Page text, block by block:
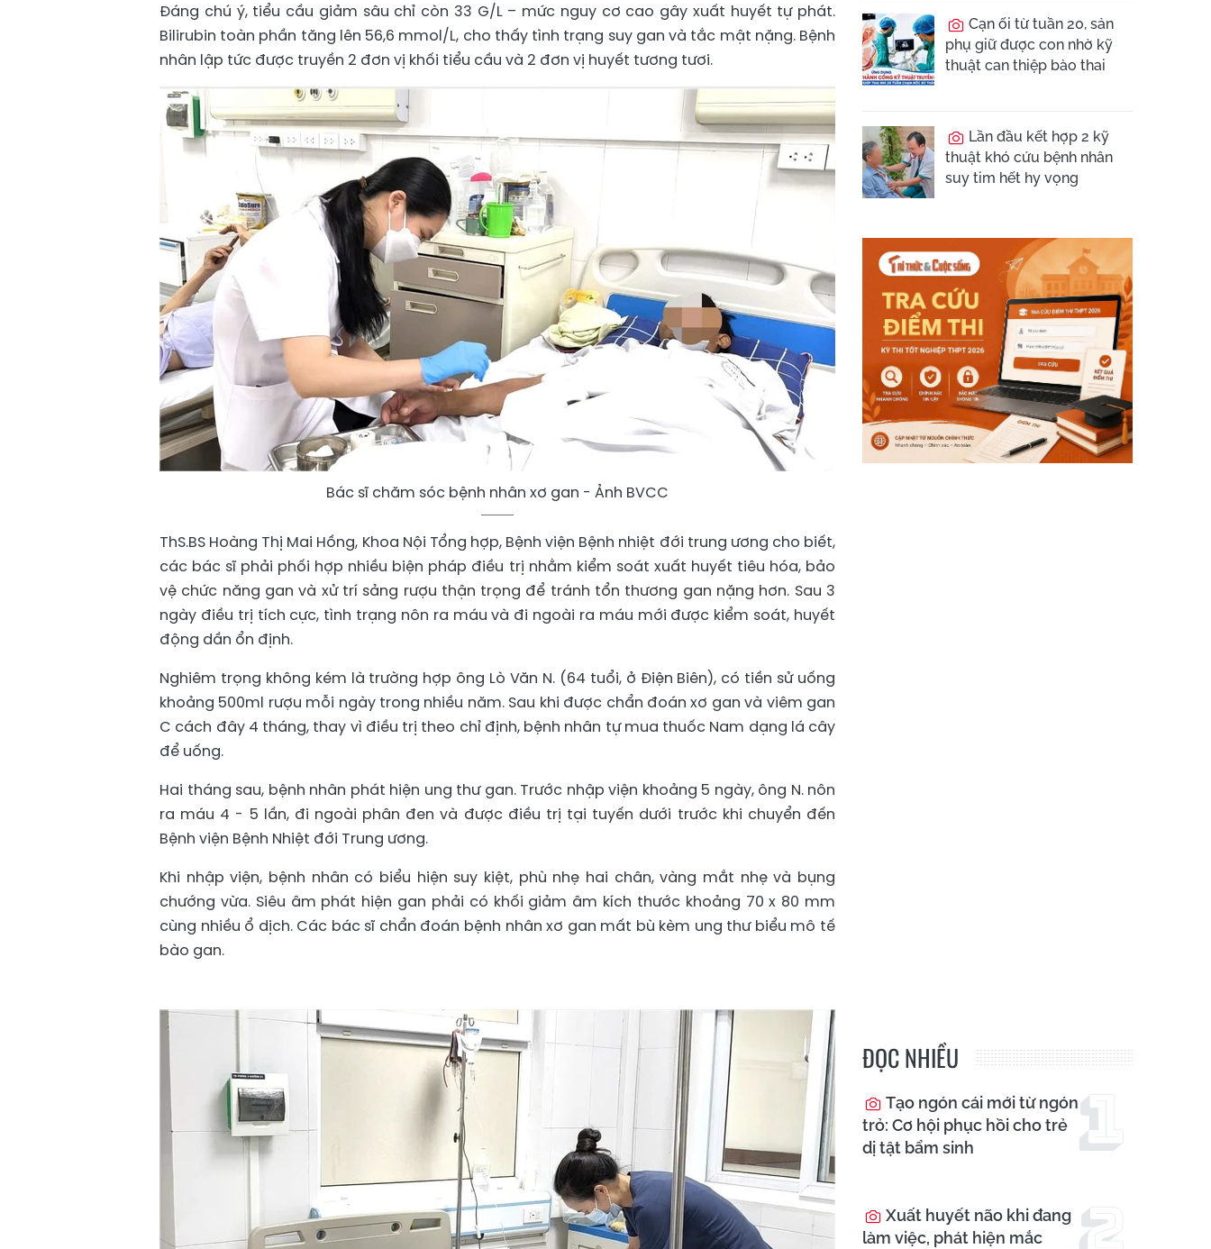
Đáng chú ý, tiểu cầu giảm sâu chỉ còn 33 G/L – mức nguy cơ cao gây xuất huyết tự phát.
Bilirubin toàn phần tăng lên 56,6 mmol/L, cho thấy tình trạng suy gan và tắc mật nặng. Bệnh
nhân lập tức được truyền 2 đơn vị khối tiểu cầu và 2 đơn vị huyết tương tươi.
Bác sĩ chăm sóc bệnh nhân xơ gan - Ảnh BVCC
ThS.BS Hoàng Thị Mai Hồng, Khoa Nội Tổng hợp, Bệnh viện Bệnh nhiệt đới trung ương cho biết,
các bác sĩ phải phối hợp nhiều biện pháp điều trị nhằm kiểm soát xuất huyết tiêu hóa, bảo
vệ chức năng gan và xử trí sảng rượu thận trọng để tránh tổn thương gan nặng hơn. Sau 3
ngày điều trị tích cực, tình trạng nôn ra máu và đi ngoài ra máu mới được kiểm soát, huyết
động dần ổn định.
Nghiêm trọng không kém là trường hợp ông Lò Văn N. (64 tuổi, ở Điện Biên), có tiền sử uống
khoảng 500ml rượu mỗi ngày trong nhiều năm. Sau khi được chẩn đoán xơ gan và viêm gan
C cách đây 4 tháng, thay vì điều trị theo chỉ định, bệnh nhân tự mua thuốc Nam dạng lá cây
để uống.
Hai tháng sau, bệnh nhân phát hiện ung thư gan. Trước nhập viện khoảng 5 ngày, ông N. nôn
ra máu 4 - 5 lần, đi ngoài phân đen và được điều trị tại tuyến dưới trước khi chuyển đến
Bệnh viện Bệnh Nhiệt đới Trung ương.
Khi nhập viện, bệnh nhân có biểu hiện suy kiệt, phù nhẹ hai chân, vàng mắt nhẹ và bụng
chướng vừa. Siêu âm phát hiện gan phải có khối giảm âm kích thước khoảng 70 x 80 mm
cùng nhiều ổ dịch. Các bác sĩ chẩn đoán bệnh nhân xơ gan mất bù kèm ung thư biểu mô tế
bào gan.
Cạn ối từ tuần 20, sản
phụ giữ được con nhờ kỹ
thuật can thiệp bào thai
Lần đầu kết hợp 2 kỹ
thuật khó cứu bệnh nhân
suy tim hết hy vọng
ĐỌC NHIỀU
Tạo ngón cái mới từ ngón
trỏ: Cơ hội phục hồi cho trẻ
dị tật bẩm sinh
Xuất huyết não khi đang
làm việc, phát hiện mắc